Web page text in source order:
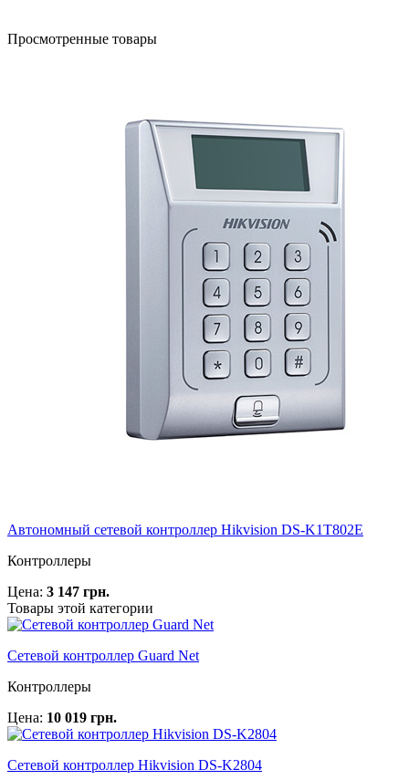
Просмотренные товары
Автономный сетевой контроллер Hikvision DS-K1T802E
Контроллеры
Цена: 3 147 грн.
Товары этой категории
Сетевой контроллер Guard Net
Контроллеры
Цена: 10 019 грн.
Сетевой контроллер Hikvision DS-K2804